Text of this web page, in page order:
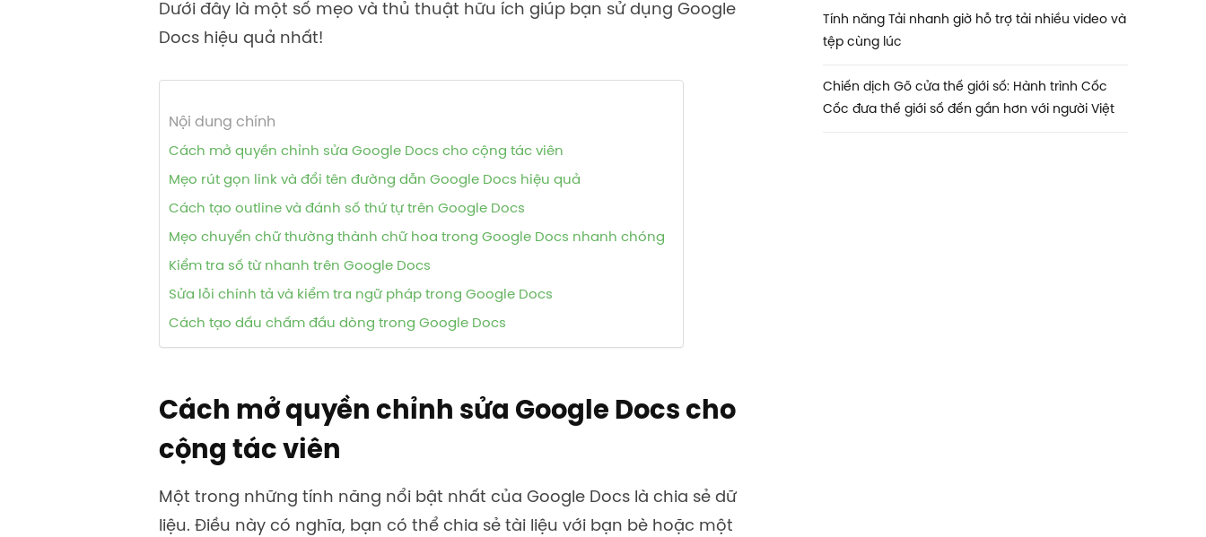
Dưới đây là một số mẹo và thủ thuật hữu ích giúp bạn sử dụng Google
Docs hiệu quả nhất!
Nội dung chính
Cách mở quyền chỉnh sửa Google Docs cho cộng tác viên
Mẹo rút gọn link và đổi tên đường dẫn Google Docs hiệu quả
Cách tạo outline và đánh số thứ tự trên Google Docs
Mẹo chuyển chữ thường thành chữ hoa trong Google Docs nhanh chóng
Kiểm tra số từ nhanh trên Google Docs
Sửa lỗi chính tả và kiểm tra ngữ pháp trong Google Docs
Cách tạo dấu chấm đầu dòng trong Google Docs
Cách mở quyền chỉnh sửa Google Docs cho
cộng tác viên
Một trong những tính năng nổi bật nhất của Google Docs là chia sẻ dữ
liệu. Điều này có nghĩa, bạn có thể chia sẻ tài liệu với bạn bè hoặc một
Tính năng Tải nhanh giờ hỗ trợ tải nhiều video và
tệp cùng lúc
Chiến dịch Gõ cửa thế giới số: Hành trình Cốc
Cốc đưa thế giới số đến gần hơn với người Việt